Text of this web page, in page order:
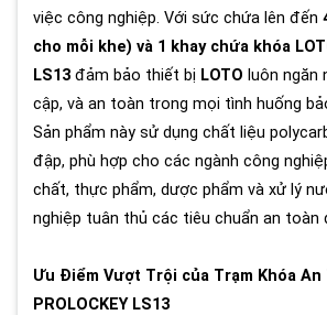
việc công nghiệp. Với sức chứa lên đến
cho mỗi khe) và 1 khay chứa khóa
LS13 đảm bảo thiết bị LOTO luôn ngăn
cập, và an toàn trong mọi tình huống
Sản phẩm này sử dụng chất liệu
đập, phù hợp cho các ngành công
chất, thực phẩm, dược phẩm và xử lý
nghiệp tuân thủ các tiêu chuẩn an toàn
Ưu Điểm Vượt Trội của Trạm Khóa An
PROLOCKEY LS13